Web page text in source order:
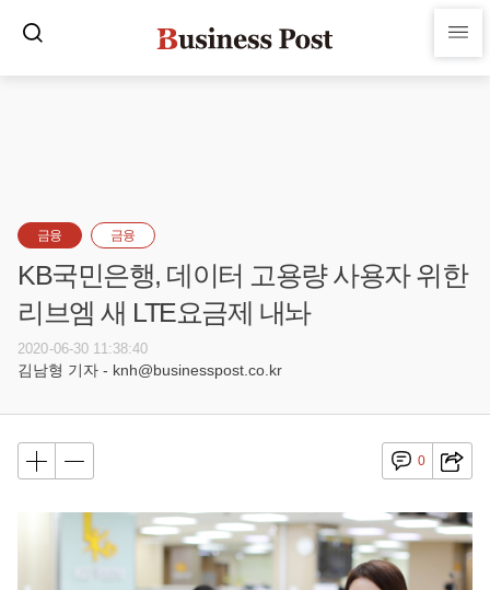
금융 금융
KB국민은행, 데이터 고용량 사용자 위한
리브엠 새 LTE요금제 내놔
2020-06-30 11:38:40
김남형 기자 - knh@businesspost.co.kr
0